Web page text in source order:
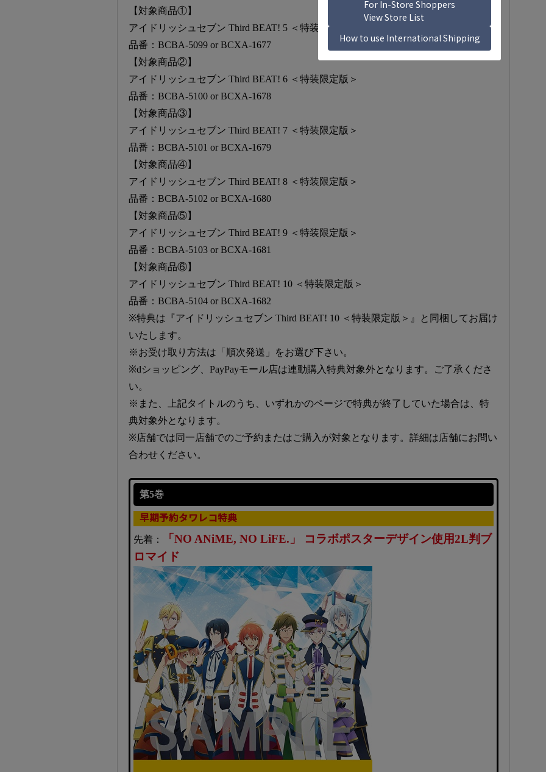
【対象商品①】
アイドリッシュセブン Third BEAT! 5 ＜特装限定版＞
品番：BCBA-5099 or BCXA-1677
【対象商品②】
アイドリッシュセブン Third BEAT! 6 ＜特装限定版＞
品番：BCBA-5100 or BCXA-1678
【対象商品③】
アイドリッシュセブン Third BEAT! 7 ＜特装限定版＞
品番：BCBA-5101 or BCXA-1679
【対象商品④】
アイドリッシュセブン Third BEAT! 8 ＜特装限定版＞
品番：BCBA-5102 or BCXA-1680
【対象商品⑤】
アイドリッシュセブン Third BEAT! 9 ＜特装限定版＞
品番：BCBA-5103 or BCXA-1681
【対象商品⑥】
アイドリッシュセブン Third BEAT! 10 ＜特装限定版＞
品番：BCBA-5104 or BCXA-1682
※特典は『アイドリッシュセブン Third BEAT! 10 ＜特装限定版＞』と同梱してお届け
いたします。
※お受け取り方法は「順次発送」をお選び下さい。
※dショッピング、PayPayモール店は連動購入特典対象外となります。ご了承くださ
い。
※また、上記タイトルのうち、いずれかのページで特典が終了していた場合は、特
典対象外となります。
※店舗では同一店舗でのご予約またはご購入が対象となります。詳細は店舗にお問い
合わせください。
第5巻
早期予約タワレコ特典
先着：
「NO ANiME, NO LiFE.」 コラボポスターデザイン使用2L判ブ
ロマイド